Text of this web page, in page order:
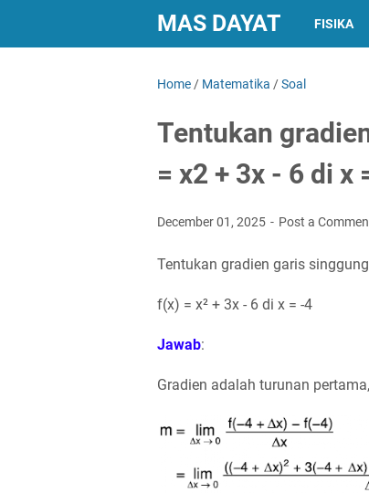
MAS DAYAT FISIKA
Home / Matematika /Soal
Tentukan
= x2 + 3x - 6 di x
December 01, 2025 Post a
Tentukan gradien garis
f(x) = x² + 3x - 6 di x = -4
Jawab:
Gradien adalah turunan